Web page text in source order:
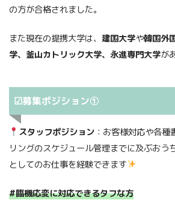
の方が合格されました。
また現在の提携大学は、 建国大学や韓国外
学、釜山カトリック大学、永進専門大学が
☑募集ポジション①
スタッフポジション ：お客様対応や各
リングのスケジュール管理までに及ぶおう
としてのお仕事を経験できます
#臨機応変に対応できるタフな方